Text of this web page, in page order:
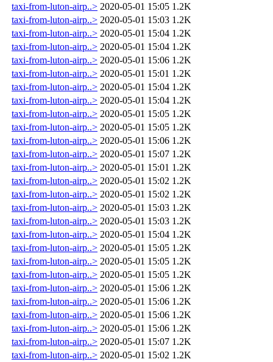
taxi-from-luton-airp..> 2020-05-01 15:05 1.2K
taxi-from-luton-airp..> 2020-05-01 15:03 1.2K
taxi-from-luton-airp..> 2020-05-01 15:04 1.2K
taxi-from-luton-airp..> 2020-05-01 15:04 1.2K
taxi-from-luton-airp..> 2020-05-01 15:06 1.2K
taxi-from-luton-airp..> 2020-05-01 15:01 1.2K
taxi-from-luton-airp..> 2020-05-01 15:04 1.2K
taxi-from-luton-airp..> 2020-05-01 15:04 1.2K
taxi-from-luton-airp..> 2020-05-01 15:05 1.2K
taxi-from-luton-airp..> 2020-05-01 15:05 1.2K
taxi-from-luton-airp..> 2020-05-01 15:06 1.2K
taxi-from-luton-airp..> 2020-05-01 15:07 1.2K
taxi-from-luton-airp..> 2020-05-01 15:01 1.2K
taxi-from-luton-airp..> 2020-05-01 15:02 1.2K
taxi-from-luton-airp..> 2020-05-01 15:02 1.2K
taxi-from-luton-airp..> 2020-05-01 15:03 1.2K
taxi-from-luton-airp..> 2020-05-01 15:03 1.2K
taxi-from-luton-airp..> 2020-05-01 15:04 1.2K
taxi-from-luton-airp..> 2020-05-01 15:05 1.2K
taxi-from-luton-airp..> 2020-05-01 15:05 1.2K
taxi-from-luton-airp..> 2020-05-01 15:05 1.2K
taxi-from-luton-airp..> 2020-05-01 15:06 1.2K
taxi-from-luton-airp..> 2020-05-01 15:06 1.2K
taxi-from-luton-airp..> 2020-05-01 15:06 1.2K
taxi-from-luton-airp..> 2020-05-01 15:06 1.2K
taxi-from-luton-airp..> 2020-05-01 15:07 1.2K
taxi-from-luton-airp..> 2020-05-01 15:02 1.2K